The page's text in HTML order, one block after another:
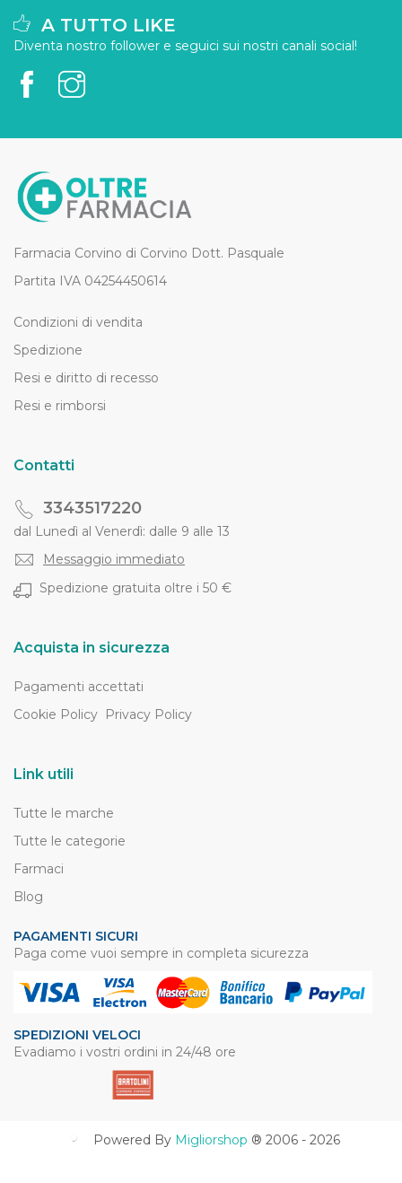
A TUTTO LIKE
Diventa nostro follower e seguici sui nostri canali social!
Farmacia Corvino di Corvino Dott. Pasquale
Partita IVA 04254450614
Condizioni di vendita
Spedizione
Resi e diritto di recesso
Resi e rimborsi
Contatti
3343517220
dal Lunedì al Venerdì: dalle 9 alle 13
Messaggio immediato
Spedizione gratuita oltre i 50 €
Acquista in sicurezza
Pagamenti accettati
Cookie Policy Privacy Policy
Link utili
Tutte le marche
Tutte le categorie
Farmaci
Blog
PAGAMENTI SICURI
Paga come vuoi sempre in completa sicurezza
SPEDIZIONI VELOCI
Evadiamo i vostri ordini in 24/48 ore
Powered By Migliorshop ® 2006 - 2026